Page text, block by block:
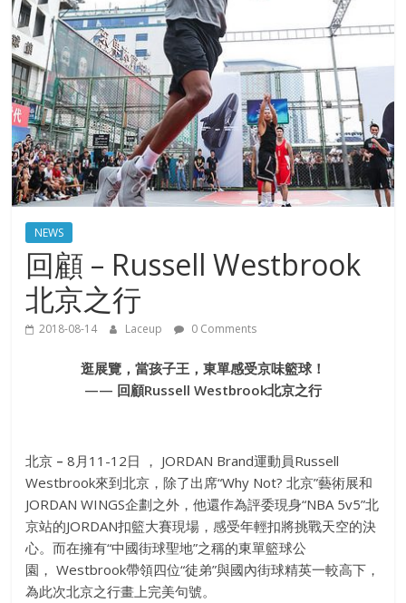
NEWS
回顧 – Russell Westbrook
北京之行
2018-08-14 Laceup 0 Comments
逛展覽，當孩子王，東單感受京味籃球！
—— 回顧Russell Westbrook北京之行
北京 –8 月 11-12日 ， JORDAN Brand運動員Russell
Westbrook來到北京，除了出席“Why Not?北京”藝術展和
JORDAN WINGS企劃之外，他還作為評委現身“NBA 5v5”北
京站的JORDAN扣籃大賽現場，感受年輕扣將挑戰天空的決
心。而在擁有“中國街球聖地”之稱的東單籃球公
園， Westbrook帶領四位“徒弟”與國內街球精英一較高下，
為此次北京之行畫上完美句號。